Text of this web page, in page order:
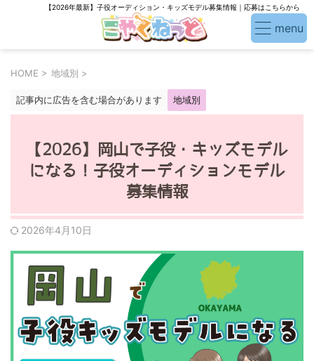
【2026年最新】子役オーディション・キッズモデル募集情報｜応募はこちらから
HOME > 地域別 >
記事内に広告を含む場合があります 地域別
【2026】岡山で子役・キッズモデル
になる！子役オーディションモデル
募集情報
2026年4月10日